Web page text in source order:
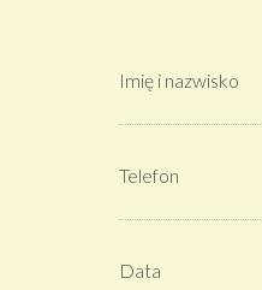
Imię i nazwisko
Telefon
Data